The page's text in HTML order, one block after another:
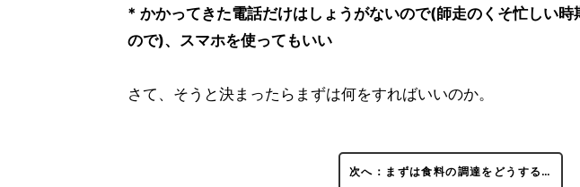
* かかってきた電話だけはしょうがないので(師走のくそ忙しい
ので)、スマホを使ってもいい
さて、そうと決まったらまずは何をすればいいのか。
次へ：まずは食料の調達をどうする…